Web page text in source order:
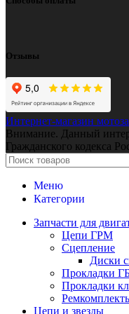
Отзывы
Интернет-магазин
Внимание. Данный
Гражданского кодекса
Меню
Категории
Запчасти для
Цепи ГРМ
Сцепление
Диски
Прокладки
Прокладки
Цепи и звезды